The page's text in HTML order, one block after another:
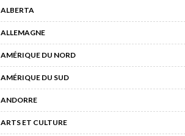
ALBERTA
ALLEMAGNE
AMÉRIQUE DU NORD
AMÉRIQUE DU SUD
ANDORRE
ARTS ET CULTURE